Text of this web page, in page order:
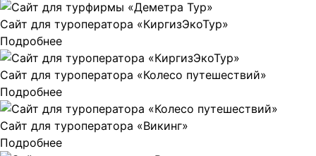
Сайт для туроператора «КиргизЭкоТур»
Подробнее
Сайт для туроператора «Колесо путешествий»
Подробнее
Сайт для туроператора «Викинг»
Подробнее